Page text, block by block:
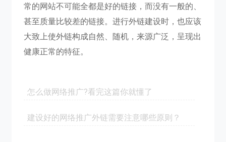
常的网站不可能全都是好的链接，而没有一般的、
甚至质量比较差的链接。进行外链建设时，也应该
大致上使外链构成自然、随机，来源广泛，呈现出
健康正常的特征。
怎么做网络推广?看完这篇你就懂了
建设好的网络推广外链需要注意哪些原则？